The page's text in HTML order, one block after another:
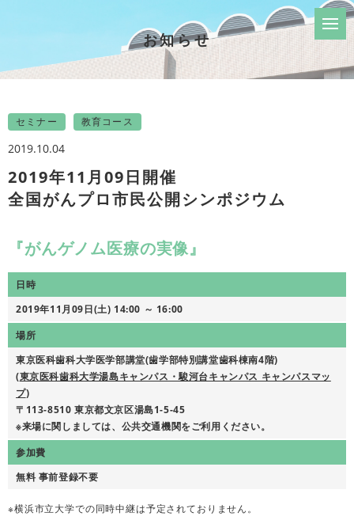
お知らせ
セミナー 教育コース
2019.10.04
2019年11月09日開催
全国がんプロ市民公開シンポジウム
『がんゲノム医療の実像』
日時
2019年11月09日(土) 14:00 ～ 16:00
場所
東京医科歯科大学医学部講堂(歯学部特別講堂歯科棟南4階)
(東京医科歯科大学湯島キャンパス・駿河台キャンパス キャンパスマッ
プ)
〒113-8510 東京都文京区湯島1-5-45
※来場に関しましては、公共交通機関をご利用ください。
参加費
無料 事前登録不要
※横浜市立大学での同時中継は予定されておりません。